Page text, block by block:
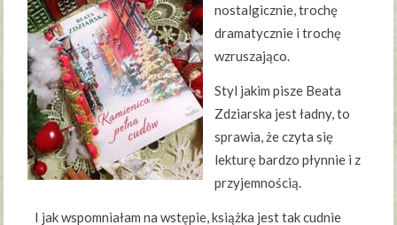
nostalgicznie, trochę
dramatycznie i trochę
wzruszająco.
Styl jakim pisze Beata
Zdziarska jest ładny, to
sprawia, że czyta się
lekturę bardzo płynnie i z
przyjemnością.
I jak wspomniałam na wstępie, książka jest tak cudnie